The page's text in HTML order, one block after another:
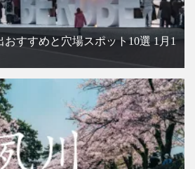
おすすめと穴場スポット10選 1月1